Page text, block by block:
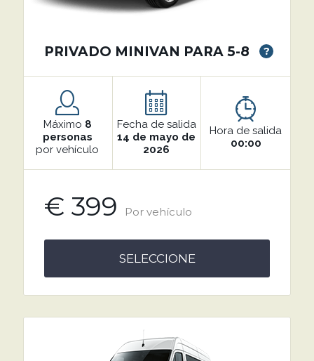
PRIVADO MINIVAN PARA 5-8 ?
Máximo 8
personas
por vehículo
Fecha de salida
14 de mayo de
2026
Hora de salida
00:00
€ 399 Por vehículo
SELECCIONE